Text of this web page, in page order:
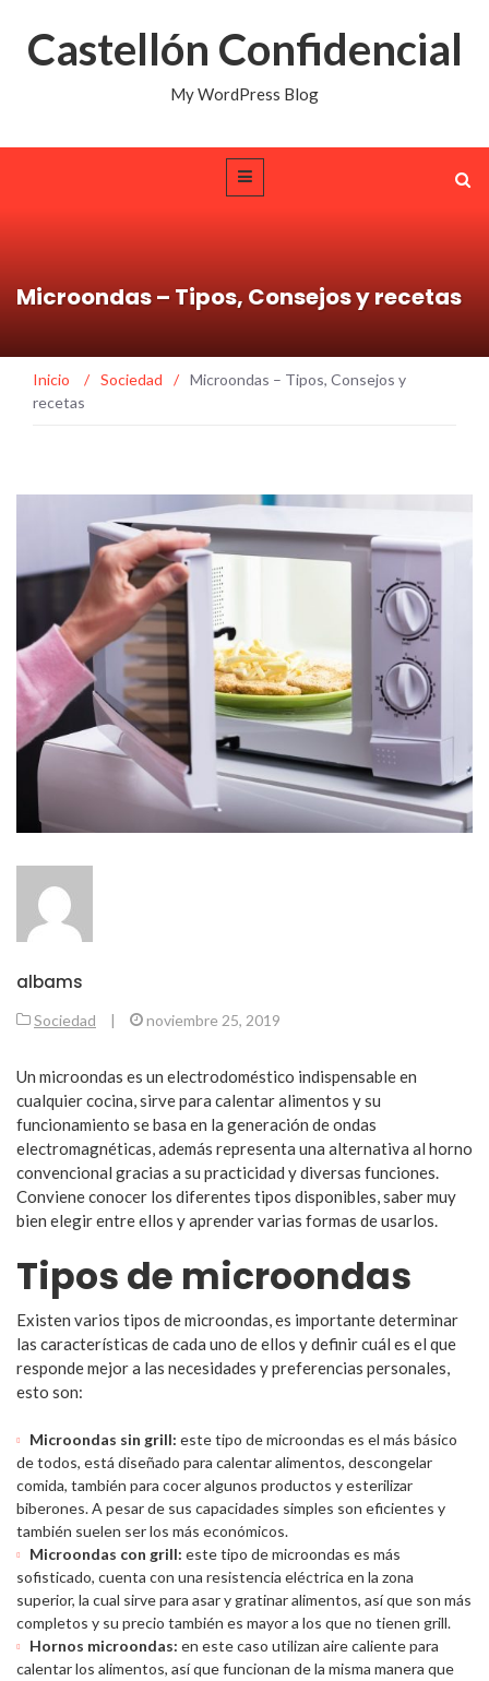
Castellón Confidencial
My WordPress Blog
Microondas – Tipos, Consejos y recetas
Inicio / Sociedad / Microondas – Tipos, Consejos y
recetas
albams
Sociedad | noviembre 25, 2019
Un microondas es un electrodoméstico indispensable en
cualquier cocina, sirve para calentar alimentos y su
funcionamiento se basa en la generación de ondas
electromagnéticas, además representa una alternativa al horno
convencional gracias a su practicidad y diversas funciones.
Conviene conocer los diferentes tipos disponibles, saber muy
bien elegir entre ellos y aprender varias formas de usarlos.
Tipos de microondas
Existen varios tipos de microondas, es importante determinar
las características de cada uno de ellos y definir cuál es el que
responde mejor a las necesidades y preferencias personales,
esto son:
Microondas sin grill: este tipo de microondas es el más básico
de todos, está diseñado para calentar alimentos, descongelar
comida, también para cocer algunos productos y esterilizar
biberones. A pesar de sus capacidades simples son eficientes y
también suelen ser los más económicos.
Microondas con grill: este tipo de microondas es más
sofisticado, cuenta con una resistencia eléctrica en la zona
superior, la cual sirve para asar y gratinar alimentos, así que son más
completos y su precio también es mayor a los que no tienen grill.
Hornos microondas: en este caso utilizan aire caliente para
calentar los alimentos, así que funcionan de la misma manera que